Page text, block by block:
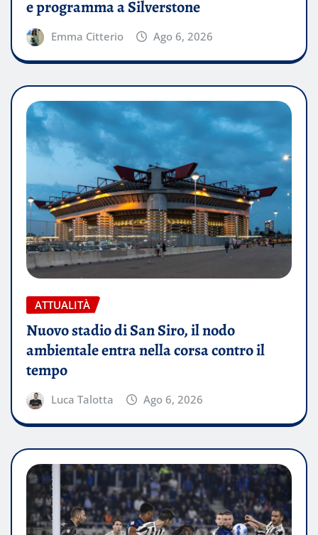
e programma a Silverstone
Emma Citterio Ago 6, 2026
ATTUALITÀ
Nuovo stadio di San Siro, il nodo
ambientale entra nella corsa contro il
tempo
Luca Talotta Ago 6, 2026